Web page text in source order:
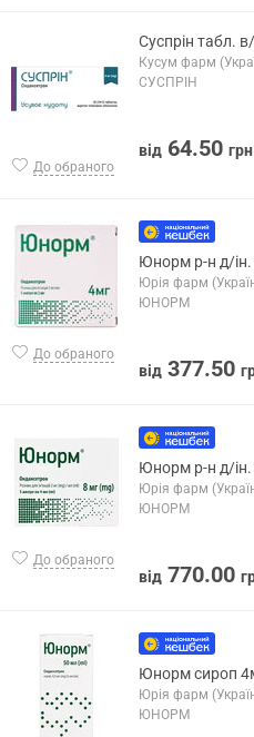
До обраного
Суспрін табл.
Кусум фарм
СУСПРІН
від 64.50 грн
До обраного
Юнорм р-н д/
Юрія фарм
ЮНОРМ
від 377.50
До обраного
Юнорм р-н д/
Юрія фарм
ЮНОРМ
від 770.00
Юнорм сироп
Юрія фарм
ЮНОРМ